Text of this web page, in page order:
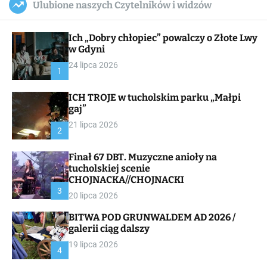
c
a
a
s
W
i
e
l
c
Ulubione naszych Czytelników i widzów
1
Ich „Dobry chłopiec” powalczy o Złote Lwy
w Gdyni
24 lipca 2026
2
ICH TROJE w tucholskim parku „Małpi
gaj”
21 lipca 2026
3
Finał 67 DBT. Muzyczne anioły na
tucholskiej scenie
CHOJNACKA//CHOJNACKI
20 lipca 2026
4
BITWA POD GRUNWALDEM AD 2026 /
galerii ciąg dalszy
19 lipca 2026